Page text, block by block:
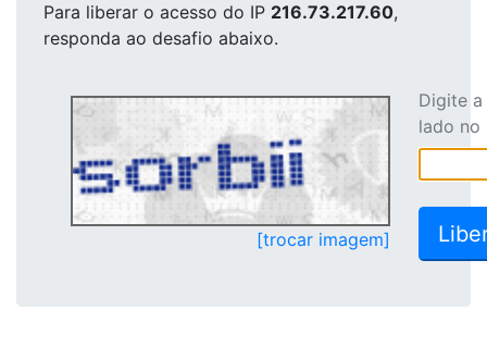
Para liberar o acesso do IP 216.73.217.60,
responda ao desafio abaixo.
[trocar imagem]
Digite
lado no